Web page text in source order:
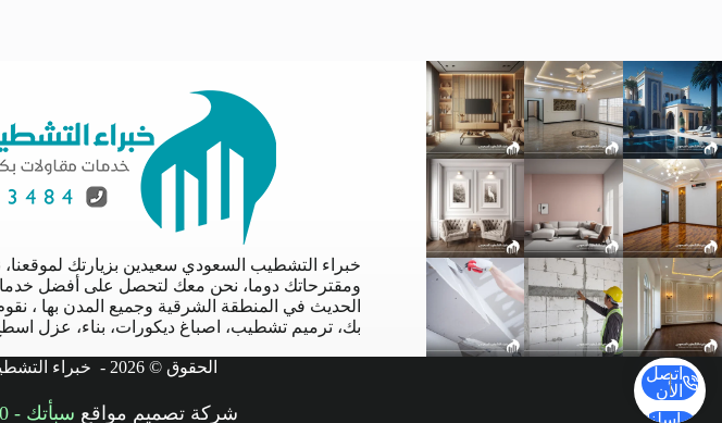
خبراء التشطيب السعودي سعيدين بزيارتك
ومقترحاتك دوما، نحن معك لتحصل على أفضل
الحديث في المنطقة الشرقية وجميع المدن بها ،
بك، ترميم تشطيب، اصباغ ديكورات، بناء، عزل
الحقوق © 2026 - خبراء
شركة تصميم مواقع سبأتك -
اتصل
الأن
راسلنا